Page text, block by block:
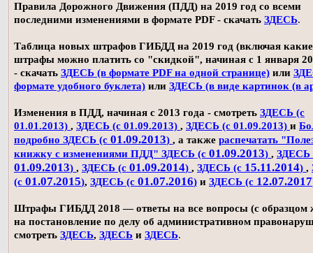
Правила Дорожного Движения (ПДД) на 2019 год со всеми
последними изменениями в формате PDF - скачать ЗДЕСЬ.
Таблица новых штрафов ГИБДД на 2019 год (включая какие
штрафы можно платить со "скидкой", начиная с 1 января
- скачать ЗДЕСЬ (в формате PDF на одной странице) или
формате удобного буклета) или ЗДЕСЬ (в виде картинок (в
Изменения в ПДД, начиная с 2013 года - смотреть ЗДЕСЬ (с
01.01.2013) , ЗДЕСЬ (с 01.09.2013) , ЗДЕСЬ (с 01.09.2013) и
подробно ЗДЕСЬ (с 01.09.2013) , а также распечатать
книжку с изменениями ПДД" ЗДЕСЬ (с 01.09.2013) , ЗДЕСЬ
01.09.2013) , ЗДЕСЬ (с 01.09.2014) , ЗДЕСЬ (с 15.11.2014) ,
(с 01.07.2015), ЗДЕСЬ (с 01.07.2016) и ЗДЕСЬ (с 12.07.2017
Штрафы ГИБДД 2018 — ответы на все вопросы (с образцом
на постановление по делу об административном
смотреть ЗДЕСЬ, ЗДЕСЬ и ЗДЕСЬ.